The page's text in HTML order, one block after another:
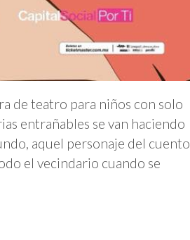
de teatro para niños con solo
entrañables se van haciendo
aquel personaje del cuento
el vecindario cuando se